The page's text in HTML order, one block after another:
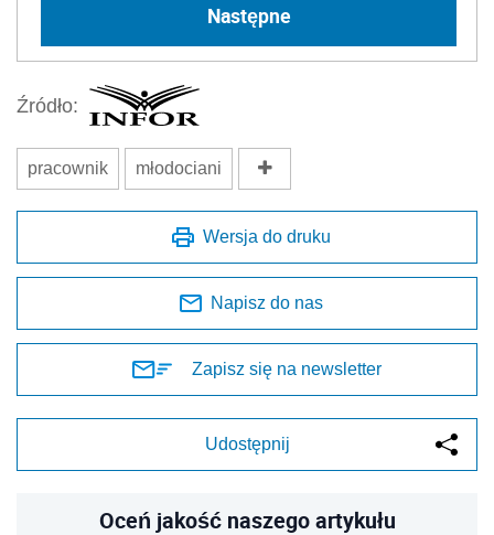
Następne
Źródło:
pracownik młodociani
Wersja do druku
Napisz do nas
Zapisz się na newsletter
Udostępnij
Oceń jakość naszego artykułu